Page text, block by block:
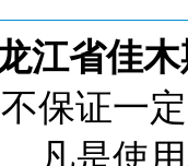
江省佳
保证一
凡是使